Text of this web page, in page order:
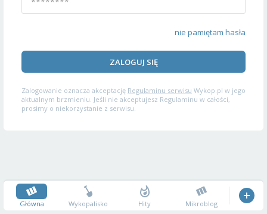
nie pamiętam hasła
ZALOGUJ SIĘ
Zalogowanie oznacza akceptację Regulaminu serwisu Wykop.pl w jego
aktualnym brzmieniu. Jeśli nie akceptujesz Regulaminu w całości,
prosimy o niekorzystanie z serwisu.
Główna Wykopalisko Hity Mikroblog